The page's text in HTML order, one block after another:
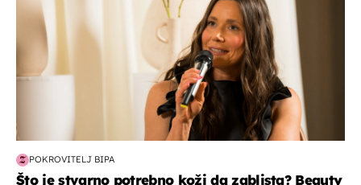
POKROVITELJ BIPA
Što je stvarno potrebno koži da zablista? Beauty